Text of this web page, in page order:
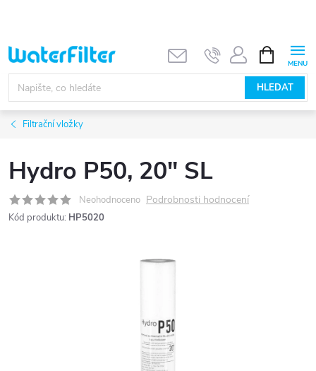
obsah
HLEDAT
NÁKUPNÍ
KOŠÍK
Filtrační vložky
Hydro P50, 20" SL
Neohodnoceno Podrobnosti hodnocení
Kód produktu: HP5020